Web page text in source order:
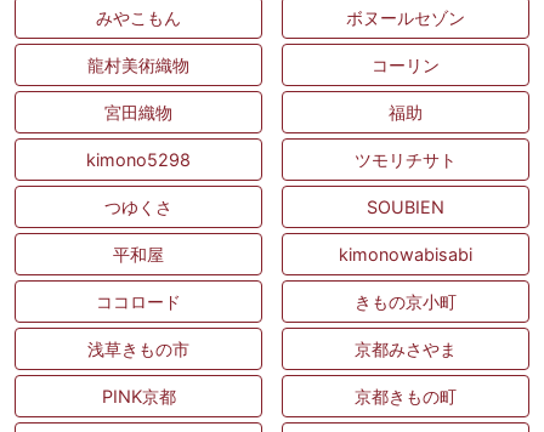
みやこもん ボヌールセゾン
龍村美術織物 コーリン
宮田織物 福助
kimono5298 ツモリチサト
つゆくさ SOUBIEN
平和屋 kimonowabisabi
ココロード きもの京小町
浅草きもの市 京都みさやま
PINK京都 京都きもの町